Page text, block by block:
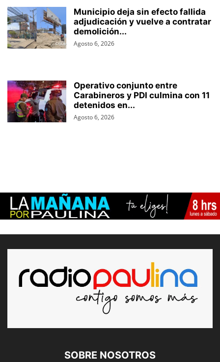
Municipio deja sin efecto fallida
adjudicación y vuelve a contratar
demolición...
Agosto 6, 2026
Operativo conjunto entre
Carabineros y PDI culmina con 11
detenidos en...
Agosto 6, 2026
SOBRE NOSOTROS